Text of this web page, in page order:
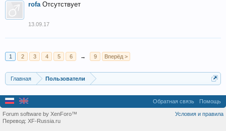
rofa Отсутствует
13.09.17
1 2 3 4 5 6 → 9 Вперёд >
Главная Пользователи
Обратная связь Помощь
Условия и правила
Forum software by XenForo™
Перевод: XF-Russia.ru